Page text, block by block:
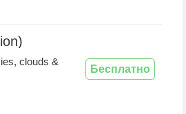
clouds &
Бесплатно